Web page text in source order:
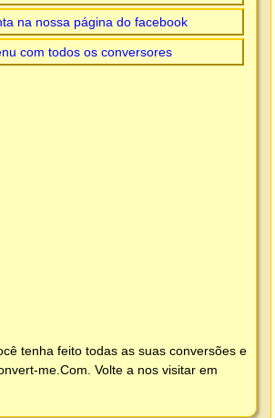
na nossa página do facebook
com todos os conversores
tenha feito todas as suas conversões e
me.Com . Volte a nos visitar em